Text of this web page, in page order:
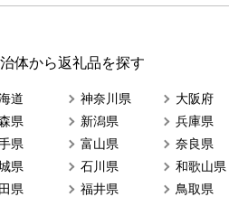
体から返礼品を探す
道
県
県
県
県
神奈川県
新潟県
富山県
石川県
福井県
大阪府
兵庫県
奈良県
和歌山県
鳥取県